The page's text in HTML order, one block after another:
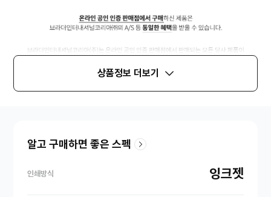
상품정보 더보기
알고 구매하면 좋은 스펙
인쇄방식 잉크젯